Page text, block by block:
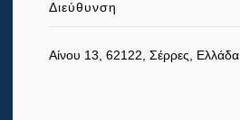
Διεύθυνση
Αίνου 13, 62122, Σέρρες, Ελλάδα